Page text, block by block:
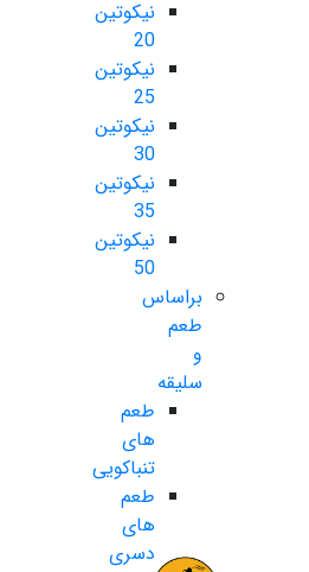
نیکوتین
20
نیکوتین
25
نیکوتین
30
نیکوتین
35
نیکوتین
50
براساس
طعم
و
سلیقه
طعم
های
تنباکویی
طعم
های
دسری